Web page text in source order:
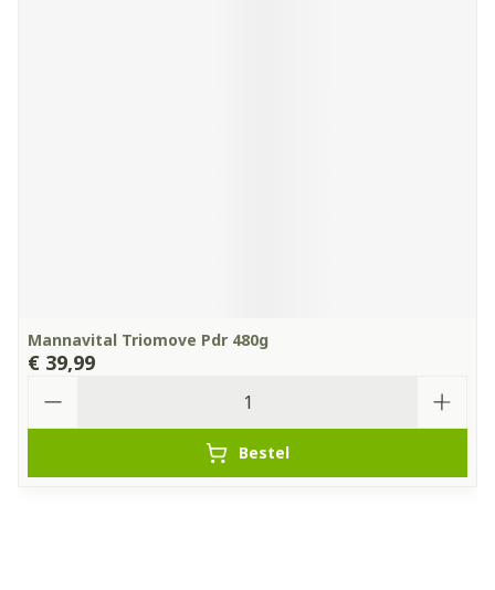
Mannavital Triomove Pdr 480g
€ 39,99
Bestel